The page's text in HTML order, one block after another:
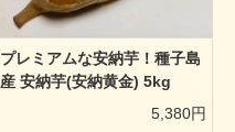
プレミアムな安納芋！種子島
産 安納芋(安納黄金) 5kg
5,380円